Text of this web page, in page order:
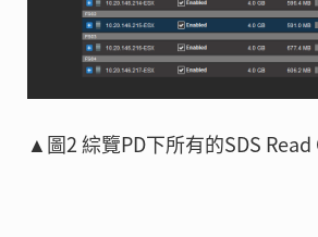
▲圖2 綜覽PD下所有的SDS Read